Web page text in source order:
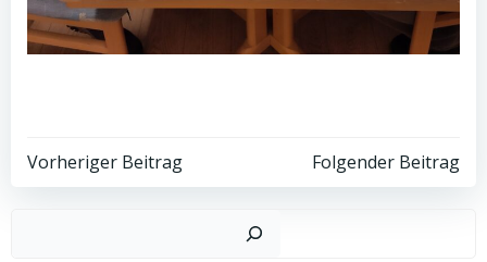
Post
Vorheriger Beitrag
Post
navigation
Folgender Beitrag